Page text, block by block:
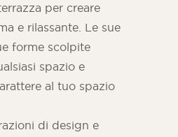
per creare
e rilassante. Le sue
forme scolpite
spazio e
al tuo spazio
di design e